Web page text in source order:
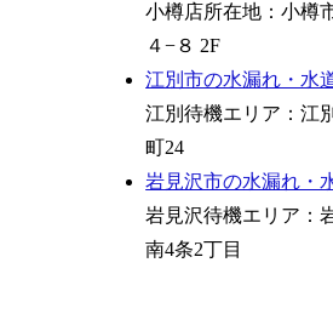
小樽店所在地：小樽
４−８ 2F
江別市の水漏れ・水
江別待機エリア：江
町24
岩見沢市の水漏れ・
岩見沢待機エリア：
南4条2丁目